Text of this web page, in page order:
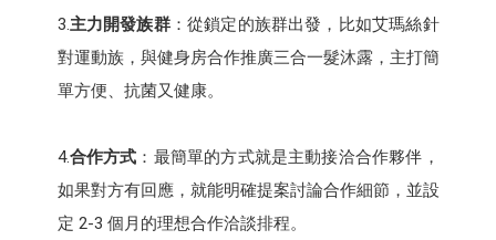
3.主力開發族群：從鎖定的族群出發，比如艾瑪絲針
對運動族，與健身房合作推廣三合一髮沐露，主打簡
單方便、抗菌又健康。
4.合作方式 ：最簡單的方式就是主動接洽合作夥伴，
如果對方有回應，就能明確提案討論合作細節，並設
定 2-3 個月的理想合作洽談排程。